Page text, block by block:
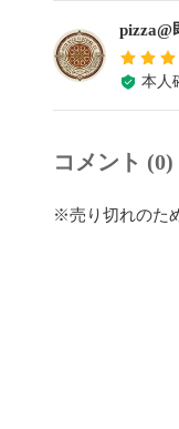
pizza@
本人
コメント (0)
※売り切れのた